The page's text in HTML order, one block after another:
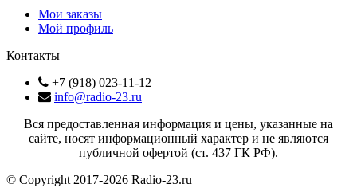
Мои заказы
Мой профиль
Контакты
+7 (918) 023-11-12
info@radio-23.ru
Вся предоставленная информация и цены, указанные на
сайте, носят информационный характер и не являются
публичной офертой (ст. 437 ГК РФ).
© Copyright 2017-2026 Radio-23.ru